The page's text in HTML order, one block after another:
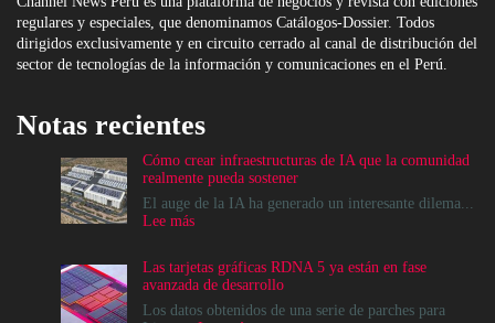
regulares y especiales, que denominamos Catálogos-Dossier. Todos
dirigidos exclusivamente y en circuito cerrado al canal de distribución del
sector de tecnologías de la información y comunicaciones en el Perú.
Notas recientes
Cómo crear infraestructuras de IA que la comunidad
realmente pueda sostener
El auge de la IA ha generado un interesante dilema...
Lee más:
infraestructuras
de
IA
Las tarjetas gráficas RDNA 5 ya están en fase
avanzada de desarrollo
Los datos obtenidos de una serie de parches para